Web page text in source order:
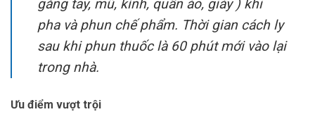
găng tay, mũ, kính, quần áo, giày ) khi
pha và phun chế phẩm. Thời gian cách ly
sau khi phun thuốc là 60 phút mới vào lại
trong nhà.
Ưu điểm vượt trội